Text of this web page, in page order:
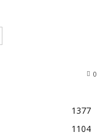
0
1377
1104